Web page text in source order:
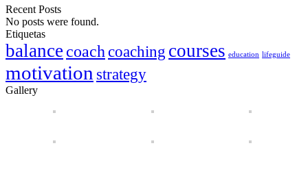
Recent Posts
No posts were found.
Etiquetas
balance coach coaching courses education lifeguide
motivation strategy
Gallery